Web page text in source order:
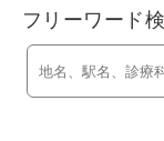
フリーワード